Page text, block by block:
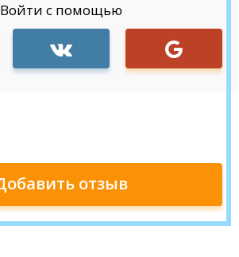
Войти с помощью